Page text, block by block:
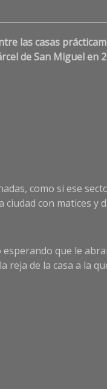
las casas
de San Miguel en
como si ese
con matices y
que le
reja de la casa a la